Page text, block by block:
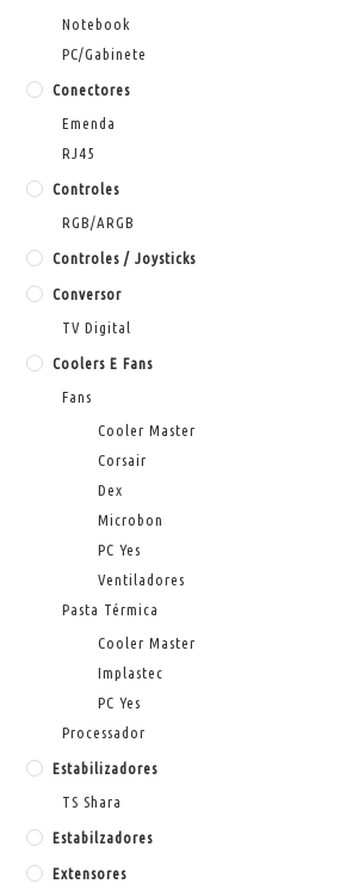
Notebook
PC/Gabinete
Conectores
Emenda
RJ45
Controles
RGB/ARGB
Controles / Joysticks
Conversor
TV Digital
Coolers E Fans
Fans
Cooler Master
Corsair
Dex
Microbon
PC Yes
Ventiladores
Pasta Térmica
Cooler Master
Implastec
PC Yes
Processador
Estabilizadores
TS Shara
Estabilzadores
Extensores